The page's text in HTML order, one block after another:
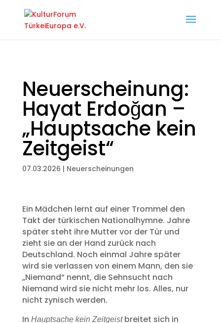
Neuerscheinung:
Hayat Erdoğan –
„Hauptsache kein
Zeitgeist“
07.03.2026 | Neuerscheinungen
Ein Mädchen lernt auf einer Trommel den
Takt der türkischen Nationalhymne. Jahre
später steht ihre Mutter vor der Tür und
zieht sie an der Hand zurück nach
Deutschland. Noch einmal Jahre später
wird sie verlassen von einem Mann, den sie
„Niemand“ nennt, die Sehnsucht nach
Niemand wird sie nicht mehr los. Alles, nur
nicht zynisch werden.
In Hauptsache kein Zeitgeist breitet sich in